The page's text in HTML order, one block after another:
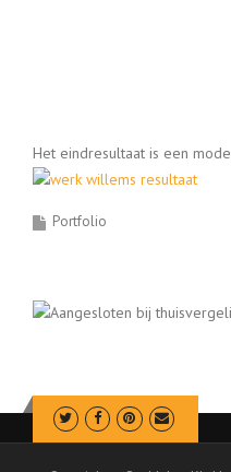
Het eindresultaat is een
Portfolio